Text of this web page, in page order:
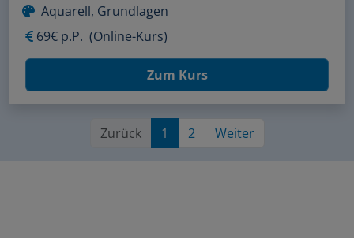
Aquarell, Grundlagen
69€ p.P. (Online-Kurs)
Zum Kurs
Zurück 1 2 Weiter